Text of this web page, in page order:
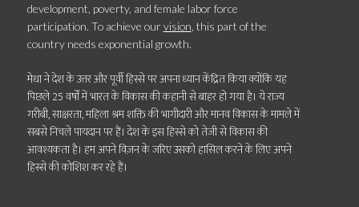
development, poverty, and female labor force
participation. To achieve our vision , this part of the
country needs exponential growth.
मेधा ने देश के उत्तर और पूर्वी हिस्से पर अपना ध्यान केंद्रित किया क्योंकि यह
पिछले 25 वर्षों में भारत के विकास की कहानी से बाहर हो गया है। ये राज्य
गरीबी, साक्षरता, महिला श्रम शक्ति की भागीदारी और मानव विकास के मामले में
सबसे निचले पायदान पर हैं। देश के इस हिस्से को तेजी से विकास की
आवश्यकता है। हम अपने विज़न के जरिए उसको हासिल करने के लिए अपने
हिस्से की कोशिश कर रहे हैं।